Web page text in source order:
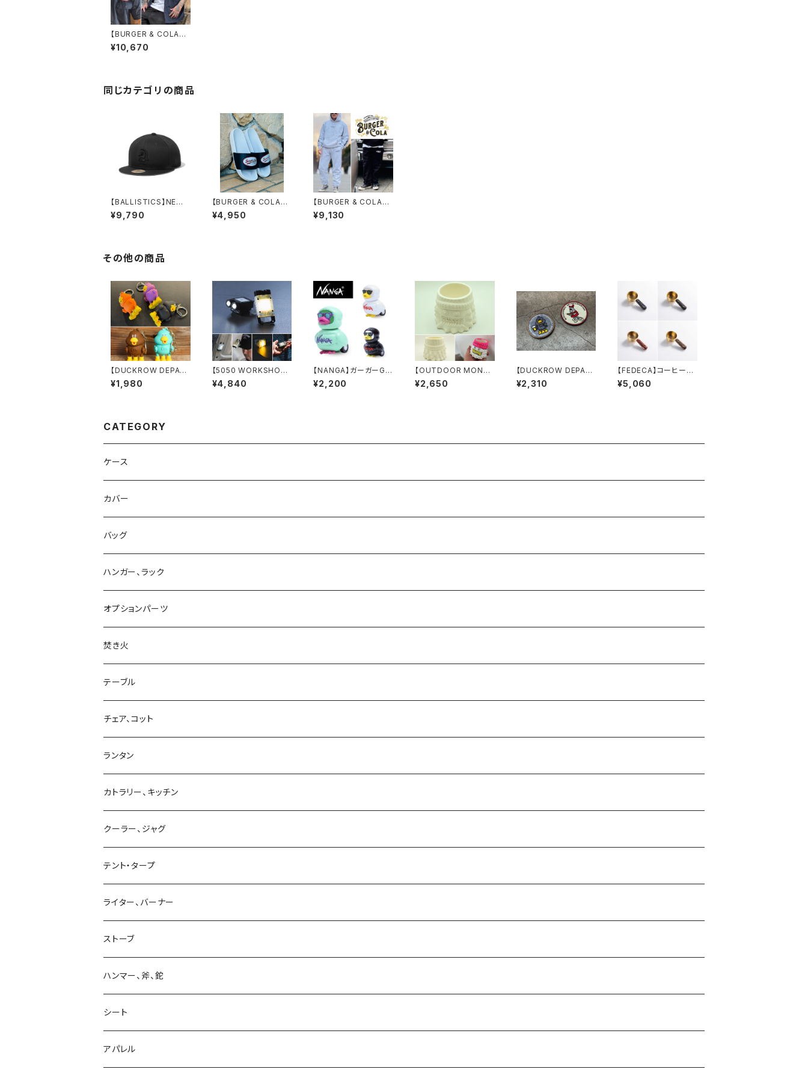
【BURGER & COLA】S
TAFF T/C ワークシャ
ツ
¥10,670
同じカテゴリの商品
【BALLISTICS】NEW
ERA_59FIFTY (GORE
-TEX)《BLACK》
¥9,790
【BURGER & COLA】O
VAL SHOWER SAND
ALS
¥4,950
【BURGER & COLA】
スウェットパンツ
¥9,130
その他の商品
【DUCKROW DEPAR
T】フィギュアキーホルダ
ー
¥1,980
【5050 WORKSHOP】
MICROLIGHT DUAL
¥4,840
【NANGA】ガーガーGA
AACY
¥2,200
【OUTDOOR MONST
ER】素焼きプランター
¥2,650
【DUCKROW DEPAR
T】ダックローワッペン
(サークル)
¥2,310
【FEDECA】コーヒーメ
ジャースプーン
¥5,060
CATEGORY
ケース
カバー
バッグ
ハンガー、ラック
オプションパーツ
焚き火
テーブル
チェア、コット
ランタン
カトラリー、キッチン
クーラー、ジャグ
テント・タープ
ライター、バーナー
ストーブ
ハンマー、斧、鉈
シート
アパレル